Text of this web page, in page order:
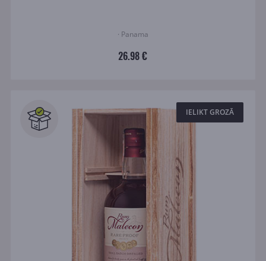
· Panama
26.98 €
IELIKT GROZĀ